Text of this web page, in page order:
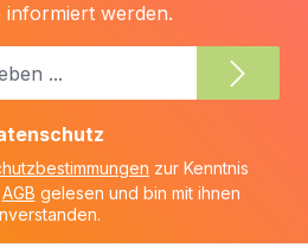
informiert werden.
zur Kenntnis
AGB gelesen und bin mit ihnen